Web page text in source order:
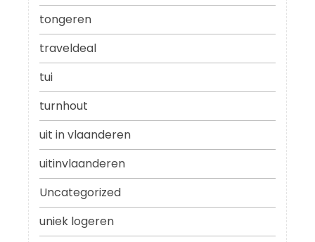
tongeren
traveldeal
tui
turnhout
uit in vlaanderen
uitinvlaanderen
Uncategorized
uniek logeren